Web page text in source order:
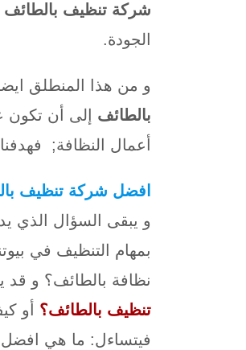
شركة تنظيف بالطائف
الجودة.
و من هذا المنطلق
بالطائف
إلى أن
أعمال النظافة;
افضل شركة تنظيف
و يبقى السؤال الذي
بمهام التنظيف في
نظافة بالطائف؟ و قد
تنظيف بالطائف؟ أو
فيتساءل: ما هي